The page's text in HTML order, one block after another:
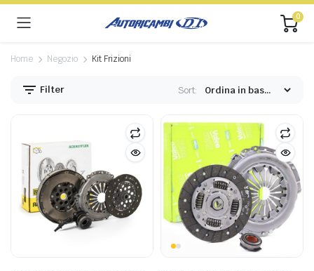
0
Home Negozio Kit Frizioni
Filter Sort: